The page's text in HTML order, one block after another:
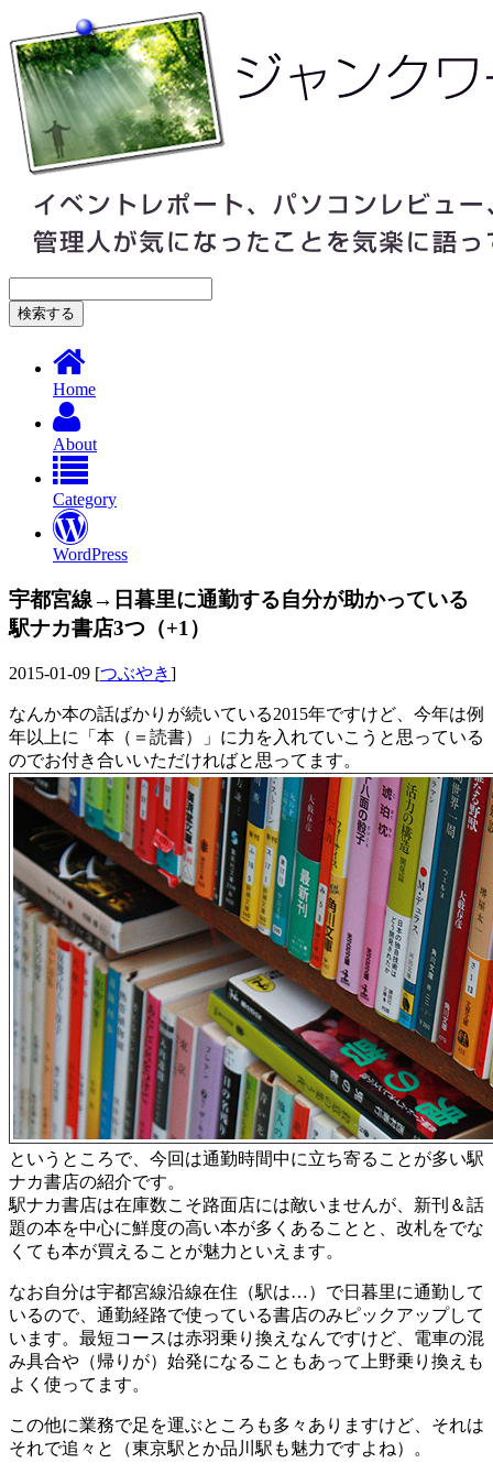
Home
About
Category
WordPress
宇都宮線→日暮里に通勤する自分が助かっている
駅ナカ書店3つ（+1）
2015-01-09 [つぶやき]
なんか本の話ばかりが続いている2015年ですけど、今年は例
年以上に「本（＝読書）」に力を入れていこうと思っている
のでお付き合いいただければと思ってます。
というところで、今回は通勤時間中に立ち寄ることが多い駅
ナカ書店の紹介です。
駅ナカ書店は在庫数こそ路面店には敵いませんが、新刊＆話
題の本を中心に鮮度の高い本が多くあることと、改札をでな
くても本が買えることが魅力といえます。
なお自分は宇都宮線沿線在住（駅は…）で日暮里に通勤して
いるので、通勤経路で使っている書店のみピックアップして
います。最短コースは赤羽乗り換えなんですけど、電車の混
み具合や（帰りが）始発になることもあって上野乗り換えも
よく使ってます。
この他に業務で足を運ぶところも多々ありますけど、それは
それで追々と（東京駅とか品川駅も魅力ですよね）。